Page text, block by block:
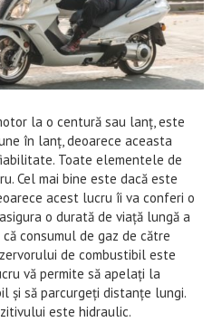
la o centură sau lanț, este
în lanț, deoarece aceasta
Toate elementele de
Cel mai bine este dacă este
acest lucru îi va conferi o
o durată de viață lungă a
consumul de gaz de către
de combustibil este
vă permite să apelați la
și să parcurgeți distanțe lungi.
este hidraulic.